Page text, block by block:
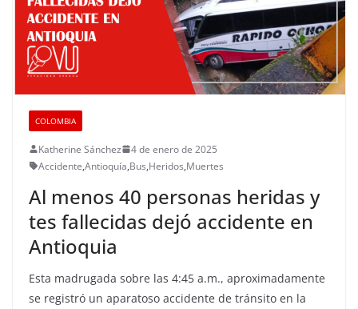
COLOMBIA
Katherine Sánchez
4 de enero de 2025
Accidente,Antioquía,Bus,Heridos,Muertes
Al menos 40 personas heridas y
tes fallecidas dejó accidente en
Antioquia
Esta madrugada sobre las 4:45 a.m., aproximadamente
se registró un aparatoso accidente de tránsito en la